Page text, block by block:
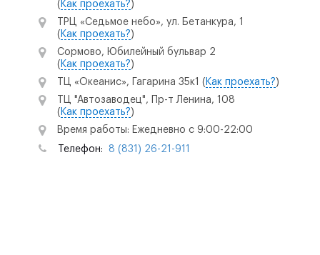
( Как проехать? )
ТРЦ «Седьмое небо», ул. Бетанкура, 1
( Как проехать? )
Сормово, Юбилейный бульвар 2
( Как проехать? )
ТЦ «Океанис», Гагарина 35к1 ( Как проехать? )
ТЦ "Автозаводец", Пр-т Ленина, 108
( Как проехать? )
Время работы: Ежедневно с 9:00-22:00
Телефон: 8 (831) 26-21-911